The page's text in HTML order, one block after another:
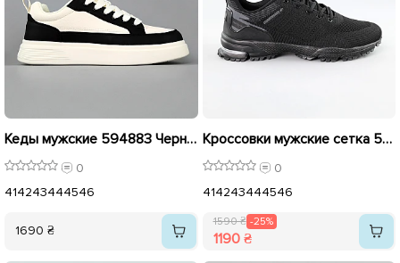
Кеды мужские 594883 Черно-белые
0
414243444546
1690 ₴
Кроссовки мужские сетка 594658 Черные распродажа
0
414243444546
1590 ₴ -25%
1190 ₴